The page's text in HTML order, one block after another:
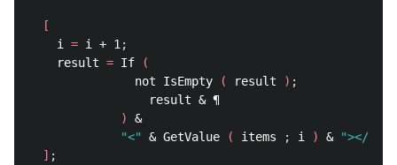
[
    i
= i + 1 ;
    result
= If
(
               not IsEmpty
( result ) ;
                 result & ¶
)
&
"<"
& GetValue ( items ; i ) & "></"
] ;